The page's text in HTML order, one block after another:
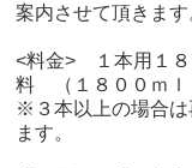
案内させて頂きます
<料金> １本用１
料 （１８００ｍｌ
※３本以上の場合は
ます。